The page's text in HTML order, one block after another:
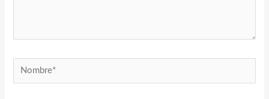
Nombre*